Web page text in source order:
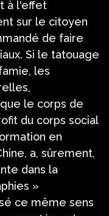
à l'effet
sur le citoyen
de faire
Si le tatouage
les
le corps de
du corps social
en
a, sûrement,
dans la
»
ce même sens